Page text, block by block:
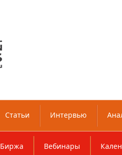
Статьи Интервью
Биржа Вебинары